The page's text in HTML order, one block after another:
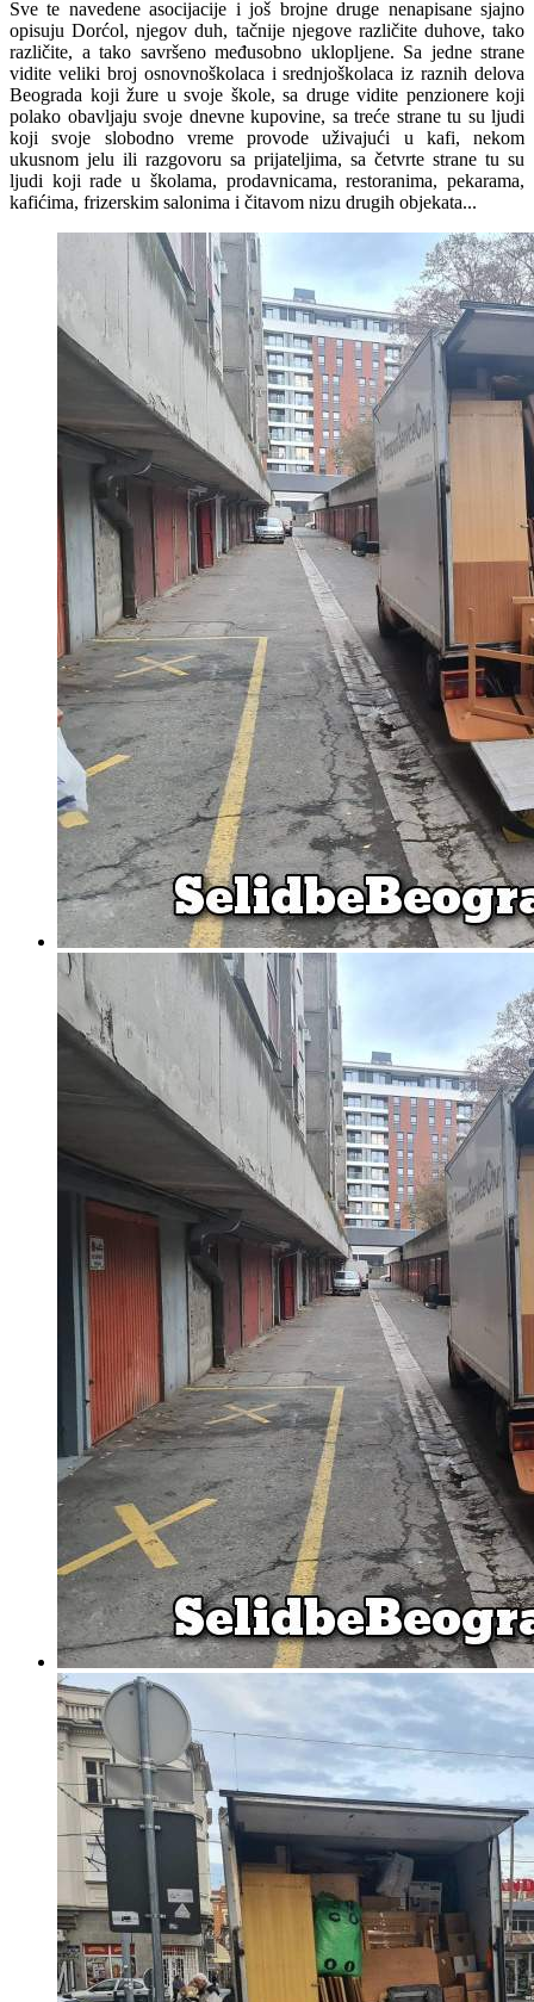
Sve te navedene asocijacije i još brojne druge nenapisane sjajno
opisuju Dorćol, njegov duh, tačnije njegove različite duhove, tako
različite, a tako savršeno međusobno uklopljene. Sa jedne strane
vidite veliki broj osnovnoškolaca i srednjoškolaca iz raznih delova
Beograda koji žure u svoje škole, sa druge vidite penzionere koji
polako obavljaju svoje dnevne kupovine, sa treće strane tu su ljudi
koji svoje slobodno vreme provode uživajući u kafi, nekom
ukusnom jelu ili razgovoru sa prijateljima, sa četvrte strane tu su
ljudi koji rade u školama, prodavnicama, restoranima, pekarama,
kafićima, frizerskim salonima i čitavom nizu drugih objekata...